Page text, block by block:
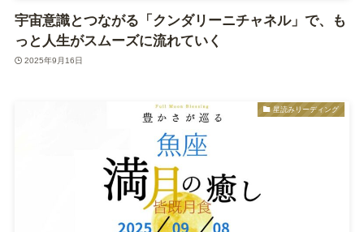
宇宙意識とつながる「クンダリーニチャネル」で、も
っと人生がスムーズに流れていく
2025年9月16日
星読みリーディング